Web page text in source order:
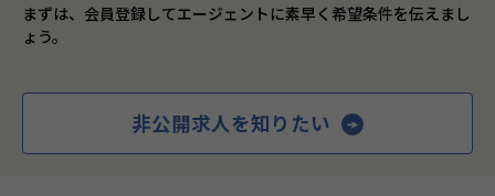
まずは、会員登録してエージェントに素早く希望条件を伝えまし
ょう。
非公開求人を知りたい